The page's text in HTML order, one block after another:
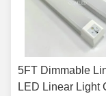
5FT Dimmable
LED Linear Light